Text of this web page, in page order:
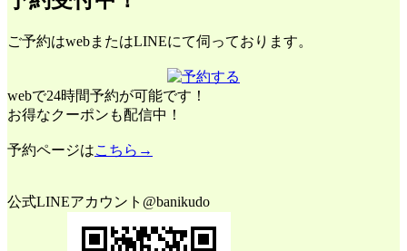
ご予約はwebまたはLINEにて伺っております。
webで24時間予約が可能です！
お得なクーポンも配信中！
予約ページはこちら→
公式LINEアカウント@banikudo